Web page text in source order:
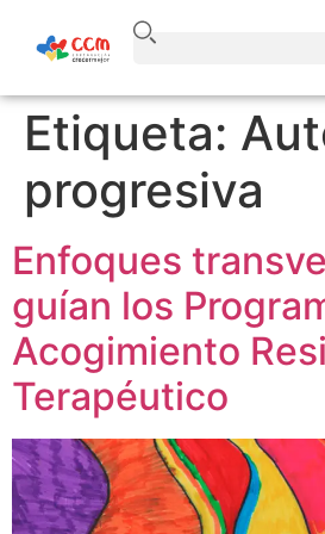
Etiqueta:
progresiva
Enfoques
guían los
Acogimiento
Terapéutico